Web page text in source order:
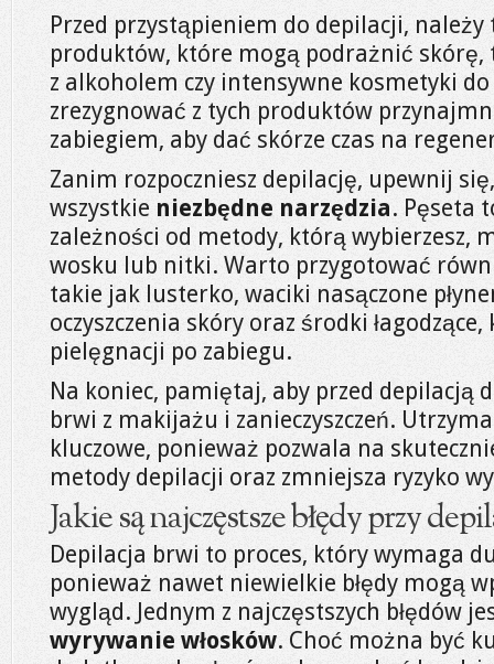
Przed przystąpieniem do depilacji,
produktów, które mogą podrażnić
z alkoholem czy intensywne kosmetyki
zrezygnować z tych produktów
zabiegiem, aby dać skórze czas na
Zanim rozpoczniesz depilację, upewnij
wszystkie niezbędne narzędzia. Pęseta
zależności od metody, którą wybierzesz,
wosku lub nitki. Warto przygotować
takie jak lusterko, waciki nasączone
oczyszczenia skóry oraz środki
pielęgnacji po zabiegu.
Na koniec, pamiętaj, aby przed depilacją
brwi z makijażu i zanieczyszczeń.
kluczowe, ponieważ pozwala na
metody depilacji oraz zmniejsza ryzyko
Jakie są najczęstsze błędy przy
Depilacja brwi to proces, który wymaga
ponieważ nawet niewielkie błędy mogą
wygląd. Jednym z najczęstszych błędów
wyrywanie włosków. Choć można być